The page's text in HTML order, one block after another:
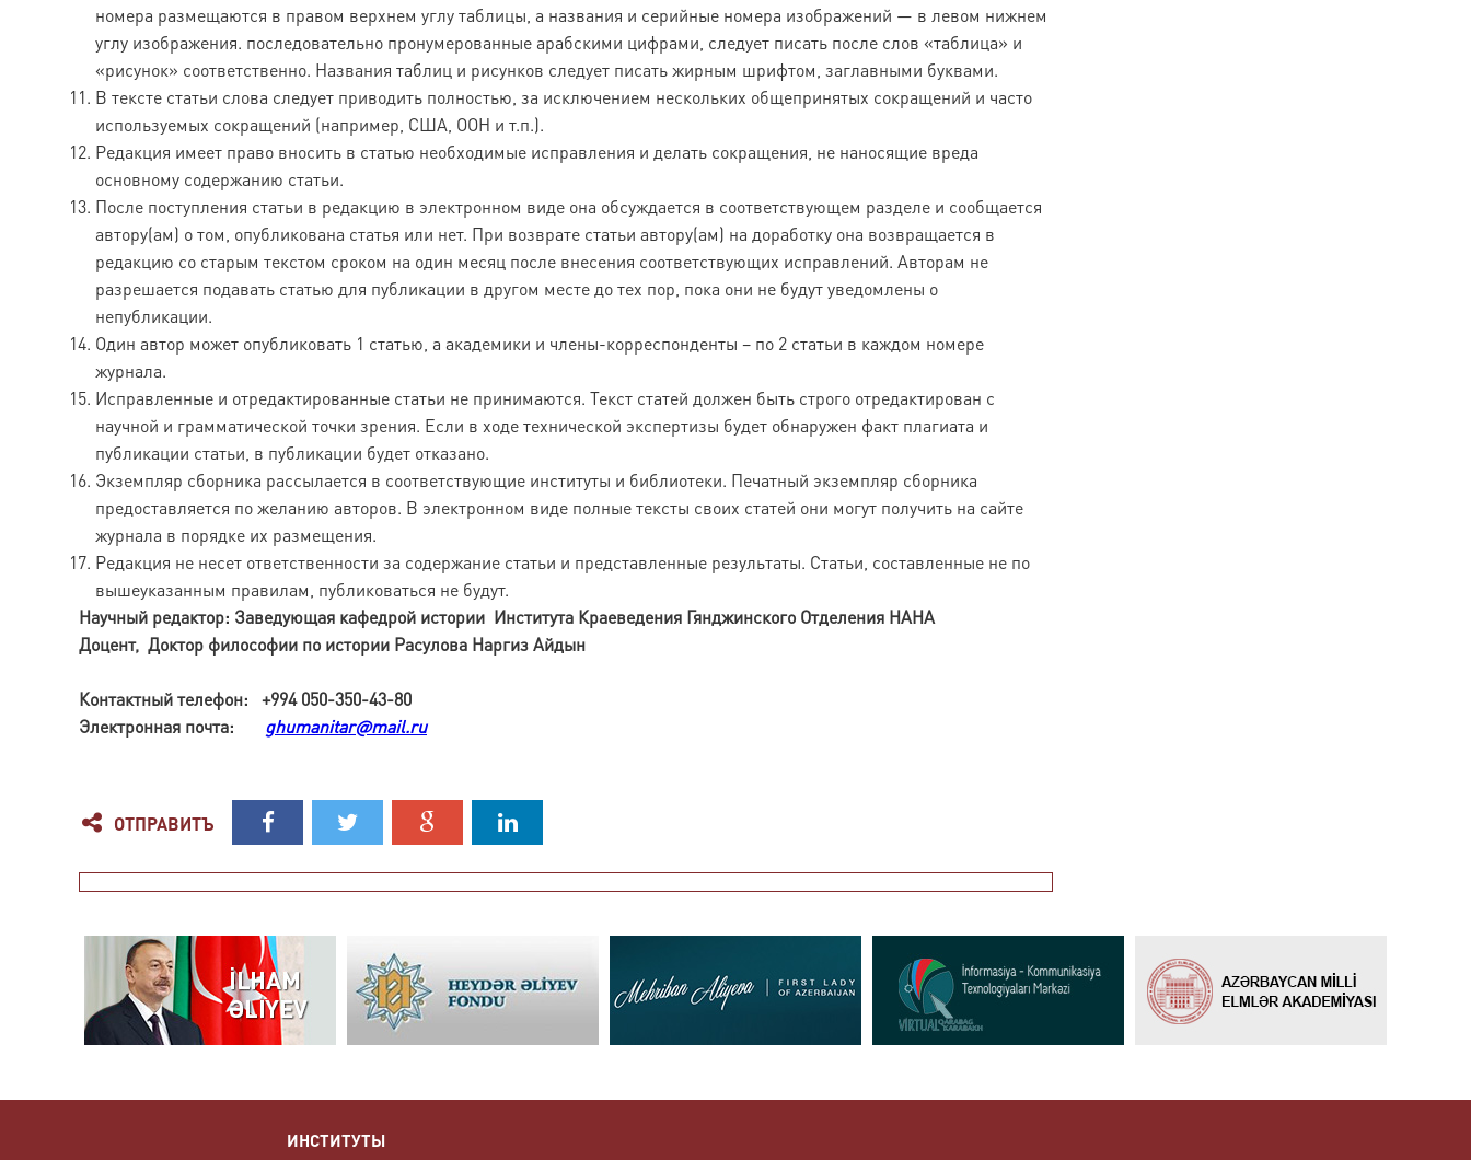
номера размещаются в правом верхнем углу таблицы, а названия и серийные номера изображений — в левом нижнем
углу изображения. последовательно пронумерованные арабскими цифрами, следует писать после слов «таблица» и
«рисунок» соответственно. Названия таблиц и рисунков следует писать жирным шрифтом, заглавными буквами.
В тексте статьи слова следует приводить полностью, за исключением нескольких общепринятых сокращений и часто
используемых сокращений (например, США, ООН и т.п.).
Редакция имеет право вносить в статью необходимые исправления и делать сокращения, не наносящие вреда
основному содержанию статьи.
После поступления статьи в редакцию в электронном виде она обсуждается в соответствующем разделе и сообщается
автору(ам) о том, опубликована статья или нет. При возврате статьи автору(ам) на доработку она возвращается в
редакцию со старым текстом сроком на один месяц после внесения соответствующих исправлений. Авторам не
разрешается подавать статью для публикации в другом месте до тех пор, пока они не будут уведомлены о
непубликации.
Один автор может опубликовать 1 статью, а академики и члены-корреспонденты – по 2 статьи в каждом номере
журнала.
Исправленные и отредактированные статьи не принимаются. Текст статей должен быть строго отредактирован с
научной и грамматической точки зрения. Если в ходе технической экспертизы будет обнаружен факт плагиата и
публикации статьи, в публикации будет отказано.
Экземпляр сборника рассылается в соответствующие институты и библиотеки. Печатный экземпляр сборника
предоставляется по желанию авторов. В электронном виде полные тексты своих статей они могут получить на сайте
журнала в порядке их размещения.
Редакция не несет ответственности за содержание статьи и представленные результаты. Статьи, составленные не по
вышеуказанным правилам, публиковаться не будут.
Научный редактор: Заведующая кафедрой истории Институтa Краеведения Гянджинского Отделения НАНА
Доцент, Доктор философии по истории Расулова Наргиз Айдын
Контактный телефон: +994 050-350-43-80
Электронная почта: ghumanitar@mail.ru
ОТПРАВИТЪ
ИНСТИТУТЫ